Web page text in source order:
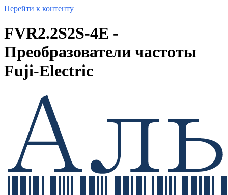
Перейти к контенту
FVR2.2S2S-4E -
Преобразователи частоты
Fuji-Electric